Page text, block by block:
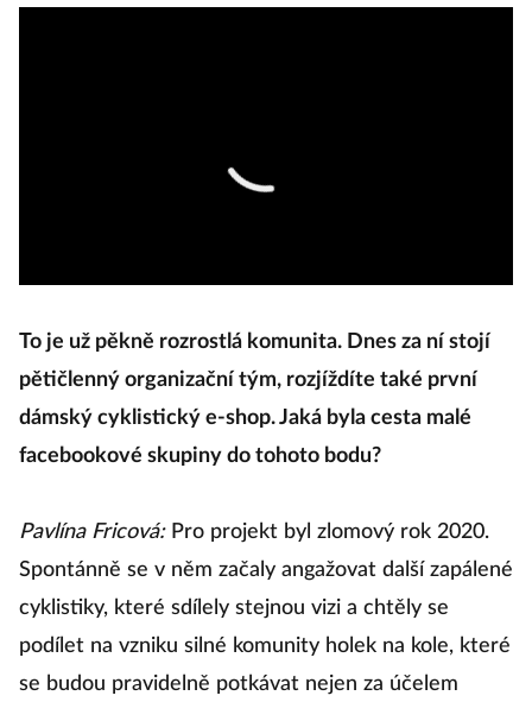
To je už pěkně rozrostlá komunita. Dnes za ní stojí
pětičlenný organizační tým, rozjíždíte také první
dámský cyklistický e-shop. Jaká byla cesta malé
facebookové skupiny do tohoto bodu?
Pavlína Fricová:Pro projekt byl zlomový rok 2020.
Spontánně se v něm začaly angažovat další zapálené
cyklistiky, které sdílely stejnou vizi a chtěly se
podílet na vzniku silné komunity holek na kole, které
se budou pravidelně potkávat nejen za účelem